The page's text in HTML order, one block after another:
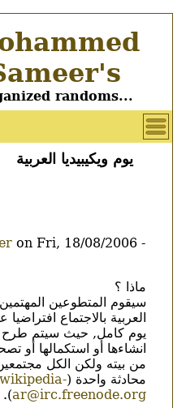
randoms...
يوم ويكيبيديا العربية
on Fri, 18/08/2006 -
ماذا ؟
سيقوم المتطوعين المهتمين
العربية بالاجتماع
يوم كامل, حيث سيتم طرح
انشاءها أو استكمالها أو
من بيته ولكن الكل
محادثة واحدة (IRC #wikipedia-
ar@irc.freenode.org
).